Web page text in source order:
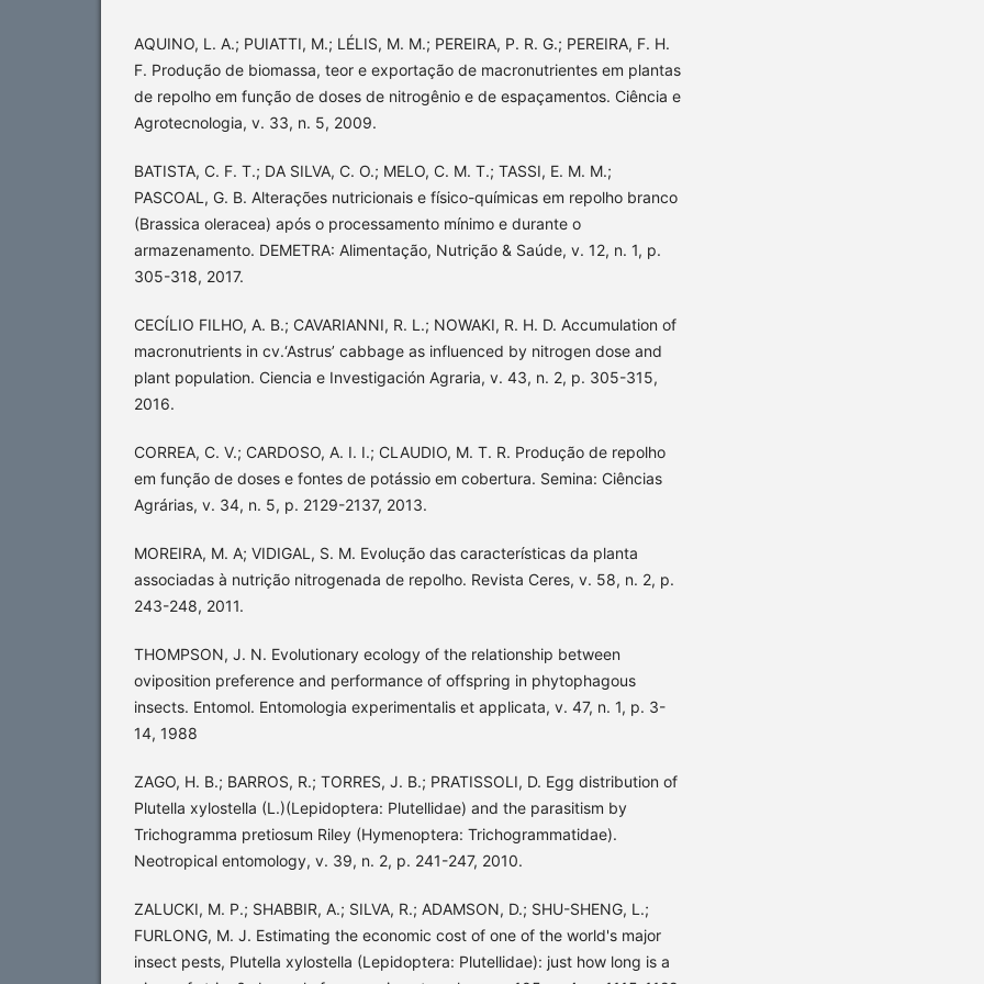
AQUINO, L. A.; PUIATTI, M.; LÉLIS, M. M.; PEREIRA, P. R. G.; PEREIRA, F. H.
F. Produção de biomassa, teor e exportação de macronutrientes em plantas
de repolho em função de doses de nitrogênio e de espaçamentos. Ciência e
Agrotecnologia, v. 33, n. 5, 2009.
BATISTA, C. F. T.; DA SILVA, C. O.; MELO, C. M. T.; TASSI, E. M. M.;
PASCOAL, G. B. Alterações nutricionais e físico-químicas em repolho branco
(Brassica oleracea) após o processamento mínimo e durante o
armazenamento. DEMETRA: Alimentação, Nutrição & Saúde, v. 12, n. 1, p.
305-318, 2017.
CECÍLIO FILHO, A. B.; CAVARIANNI, R. L.; NOWAKI, R. H. D. Accumulation of
macronutrients in cv.‘Astrus’ cabbage as influenced by nitrogen dose and
plant population. Ciencia e Investigación Agraria, v. 43, n. 2, p. 305-315,
2016.
CORREA, C. V.; CARDOSO, A. I. I.; CLAUDIO, M. T. R. Produção de repolho
em função de doses e fontes de potássio em cobertura. Semina: Ciências
Agrárias, v. 34, n. 5, p. 2129-2137, 2013.
MOREIRA, M. A; VIDIGAL, S. M. Evolução das características da planta
associadas à nutrição nitrogenada de repolho. Revista Ceres, v. 58, n. 2, p.
243-248, 2011.
THOMPSON, J. N. Evolutionary ecology of the relationship between
oviposition preference and performance of offspring in phytophagous
insects. Entomol. Entomologia experimentalis et applicata, v. 47, n. 1, p. 3-
14, 1988
ZAGO, H. B.; BARROS, R.; TORRES, J. B.; PRATISSOLI, D. Egg distribution of
Plutella xylostella (L.)(Lepidoptera: Plutellidae) and the parasitism by
Trichogramma pretiosum Riley (Hymenoptera: Trichogrammatidae).
Neotropical entomology, v. 39, n. 2, p. 241-247, 2010.
ZALUCKI, M. P.; SHABBIR, A.; SILVA, R.; ADAMSON, D.; SHU-SHENG, L.;
FURLONG, M. J. Estimating the economic cost of one of the world's major
insect pests, Plutella xylostella (Lepidoptera: Plutellidae): just how long is a